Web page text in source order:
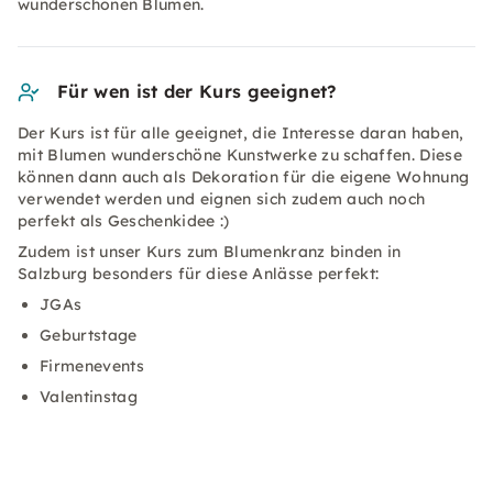
wunderschönen Blumen.
Für wen ist der Kurs geeignet?
Der Kurs ist für alle geeignet, die Interesse daran haben,
mit Blumen wunderschöne Kunstwerke zu schaffen. Diese
können dann auch als Dekoration für die eigene Wohnung
verwendet werden und eignen sich zudem auch noch
perfekt als Geschenkidee :)
Zudem ist unser Kurs zum Blumenkranz binden in
Salzburg besonders für diese Anlässe perfekt:
JGAs
Geburtstage
Firmenevents
Valentinstag